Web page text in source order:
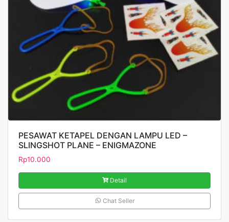
PESAWAT KETAPEL DENGAN LAMPU LED –
SLINGSHOT PLANE – ENIGMAZONE
Rp10.000
Detail
Chat Seller